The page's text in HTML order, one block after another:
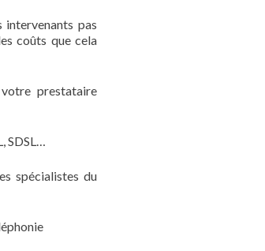
intervenants pas
coûts que cela
prestataire
SDSL…
spécialistes du